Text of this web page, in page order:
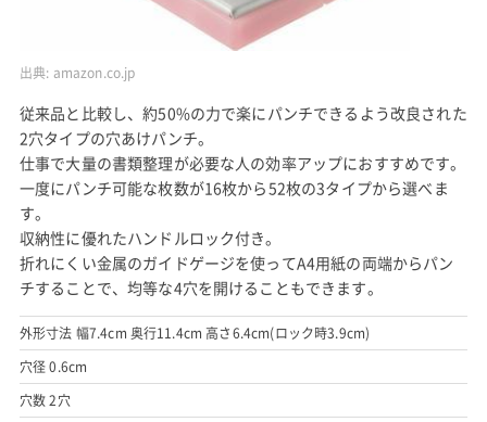
出典: amazon.co.jp
従来品と比較し、約50%の力で楽にパンチできるよう改良された
2穴タイプの穴あけパンチ。
仕事で大量の書類整理が必要な人の効率アップにおすすめです。
一度にパンチ可能な枚数が16枚から52枚の3タイプから選べま
す。
収納性に優れたハンドルロック付き。
折れにくい金属のガイドゲージを使ってA4用紙の両端からパン
チすることで、均等な4穴を開けることもできます。
外形寸法 幅7.4cm 奥行11.4cm 高さ6.4cm(ロック時3.9cm)
穴径 0.6cm
穴数 2穴